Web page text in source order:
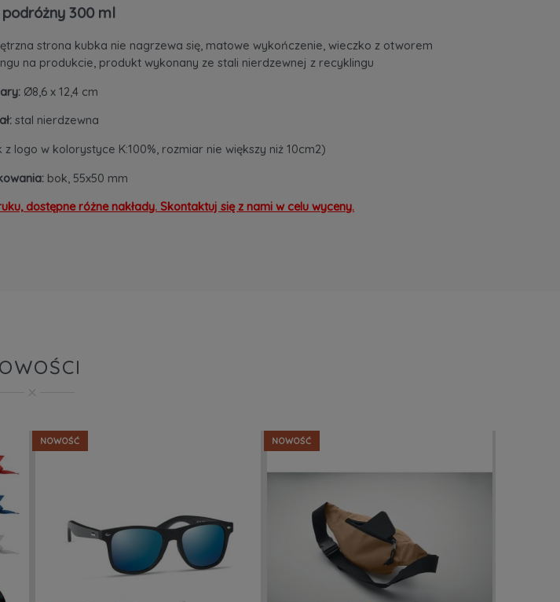
300 ml
strona kubka nie nagrzewa się, matowe wykończenie, wieczko z otworem
na produkcie, produkt wykonany ze stali nierdzewnej z recyklingu
Ø8,6 x 12,4 cm
stal nierdzewna
logo w kolorystyce K:100%, rozmiar nie większy niż 10cm2)
bok, 55x50 mm
dostępne różne nakłady. Skontaktuj się z nami w celu wyceny.
NOWOŚĆ NOWOŚĆ